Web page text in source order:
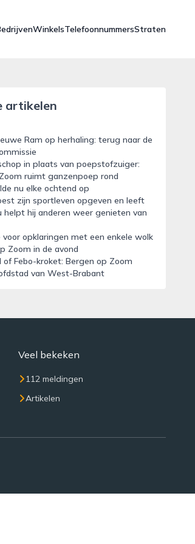
WinkelsTelefoonnummersStraten
artikelen
Ram op herhaling: terug naar de
in plaats van poepstofzuiger:
ruimt ganzenpoep rond
nu elke ochtend op
zijn sportleven opgeven en leeft
helpt hij anderen weer genieten van
opklaringen met een enkele wolk
Zoom in de avond
of Febo-kroket: Bergen op Zoom
van West-Brabant
Veel bekeken
112 meldingen
Artikelen